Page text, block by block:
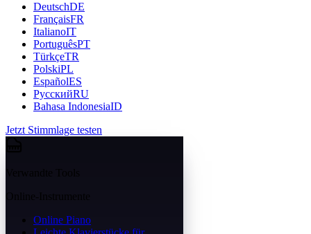
DeutschDE
FrançaisFR
ItalianoIT
PortuguêsPT
TürkçeTR
PolskiPL
EspañolES
РусскийRU
Bahasa IndonesiaID
Jetzt Stimmlage testen
Online-Instrumente
Online Piano